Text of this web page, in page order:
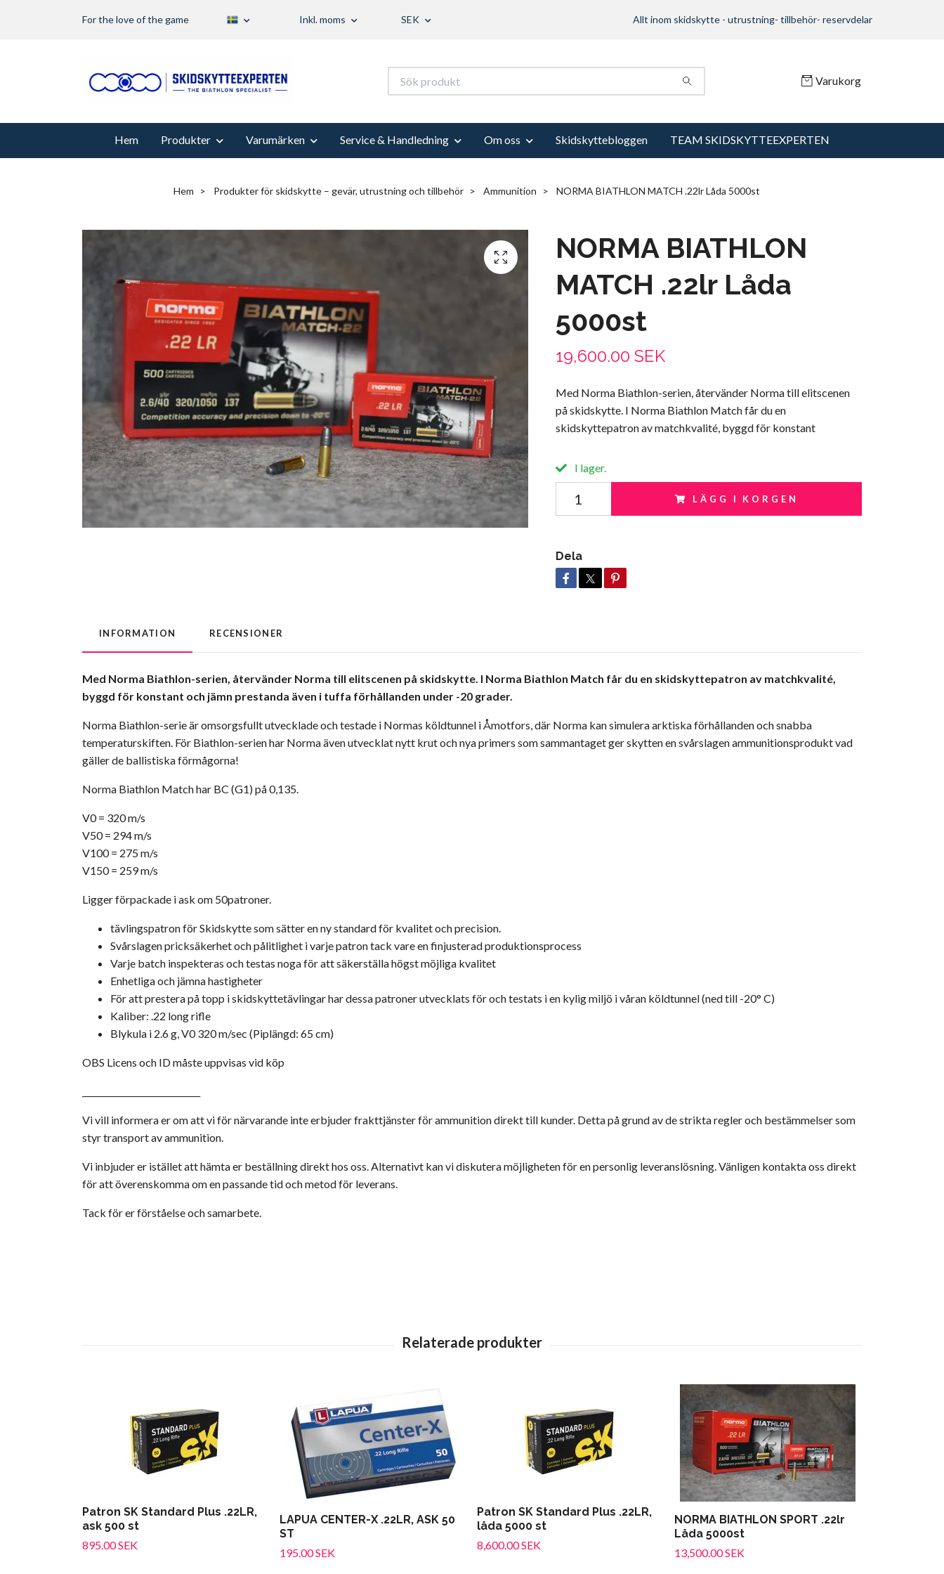
For the love of the game Inkl. moms SEK Allt inom skidskytte - utrustning- tillbehör- reservdelar
Varukorg
Hem Produkter Varumärken Service & Handledning Om oss Skidskyttebloggen TEAM SKIDSKYTTEEXPERTEN
Hem Produkter för skidskytte – gevär, utrustning och tillbehör Ammunition NORMA BIATHLON MATCH .22lr Låda 5000st
NORMA BIATHLON
MATCH .22lr Låda
5000st
19,600.00 SEK
Med Norma Biathlon-serien, återvänder Norma till elitscenen
på skidskytte. I Norma Biathlon Match får du en
skidskyttepatron av matchkvalité, byggd för konstant
I lager.
LÄGG I KORGEN
Dela
INFORMATION RECENSIONER
Med Norma Biathlon-serien, återvänder Norma till elitscenen på skidskytte. I Norma Biathlon Match får du en skidskyttepatron av matchkvalité,
byggd för konstant och jämn prestanda även i tuffa förhållanden under -20 grader.
Norma Biathlon-serie är omsorgsfullt utvecklade och testade i Normas köldtunnel i Åmotfors, där Norma kan simulera arktiska förhållanden och snabba
temperaturskiften. För Biathlon-serien har Norma även utvecklat nytt krut och nya primers som sammantaget ger skytten en svårslagen ammunitionsprodukt vad
gäller de ballistiska förmågorna!
Norma Biathlon Match har BC (G1) på 0,135.
V0 = 320 m/s
V50 = 294 m/s
V100 = 275 m/s
V150 = 259 m/s
Ligger förpackade i ask om 50patroner.
tävlingspatron för Skidskytte som sätter en ny standard för kvalitet och precision.
Svårslagen pricksäkerhet och pålitlighet i varje patron tack vare en finjusterad produktionsprocess
Varje batch inspekteras och testas noga för att säkerställa högst möjliga kvalitet
Enhetliga och jämna hastigheter
För att prestera på topp i skidskyttetävlingar har dessa patroner utvecklats för och testats i en kylig miljö i våran köldtunnel (ned till -20° C)
Kaliber: .22 long rifle
Blykula i 2.6 g, V0 320 m/sec (Piplängd: 65 cm)
OBS Licens och ID måste uppvisas vid köp
Vi vill informera er om att vi för närvarande inte erbjuder frakttjänster för ammunition direkt till kunder. Detta på grund av de strikta regler och bestämmelser som
styr transport av ammunition.
Vi inbjuder er istället att hämta er beställning direkt hos oss. Alternativt kan vi diskutera möjligheten för en personlig leveranslösning. Vänligen kontakta oss direkt
för att överenskomma om en passande tid och metod för leverans.
Tack för er förståelse och samarbete.
Patron SK Standard Plus .22LR,
ask 500 st
895.00 SEK
LAPUA CENTER-X .22LR, ASK 50
ST
195.00 SEK
Patron SK Standard Plus .22LR,
låda 5000 st
8,600.00 SEK
NORMA BIATHLON SPORT .22lr
Låda 5000st
13,500.00 SEK